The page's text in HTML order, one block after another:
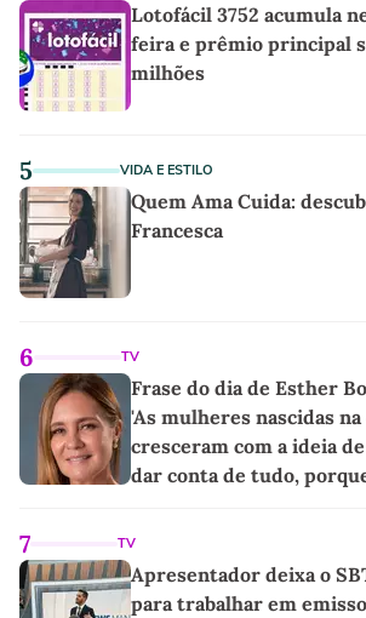
Lotofácil 3752 acumula
feira e prêmio principal
milhões
5 VIDA E ESTILO
Quem Ama Cuida:
Francesca
6 TV
Frase do dia de Esther
'As mulheres nascidas na
cresceram com a ideia
dar conta de tudo,
7 TV
Apresentador deixa o
para trabalhar em